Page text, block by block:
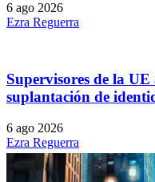
6 ago 2026
Ezra Reguerra
Supervisores de la
suplantación de
6 ago 2026
Ezra Reguerra